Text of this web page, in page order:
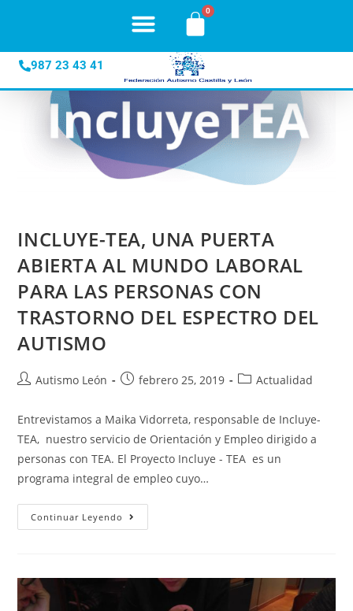
987 23 43 41
INCLUYE-TEA, UNA PUERTA
ABIERTA AL MUNDO LABORAL
PARA LAS PERSONAS CON
TRASTORNO DEL ESPECTRO DEL
AUTISMO
Autismo León febrero 25, 2019 Actualidad
Entrevistamos a Maika Vidorreta, responsable de Incluye-
TEA, nuestro servicio de Orientación y Empleo dirigido a
personas con TEA. El Proyecto Incluye - TEA es un
programa integral de empleo cuyo…
Continuar Leyendo